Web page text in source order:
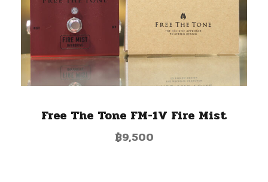
Free The Tone FM-1V Fire Mist
฿9,500